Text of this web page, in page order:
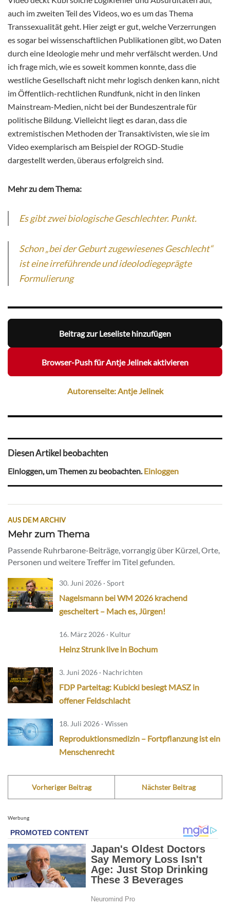
auch im zweiten Teil des Videos, wo es um das Thema
Transsexualität geht. Hier zeigt er gut, welche Verzerrungen
es sogar bei wissenschaftlichen Publikationen gibt, wo Daten
durch eine Ideologie mehr und mehr verfälscht werden. Und
ich frage mich, wie es soweit kommen konnte, dass die
westliche Gesellschaft nicht mehr logisch denken kann, nicht
im Öffentlich-rechtlichen Rundfunk, nicht in den linken
Mainstream-Medien, nicht bei der Bundeszentrale für
politische Bildung. Vielleicht liegt es daran, dass die
extremistischen Methoden der Transaktivisten, wie sie im
Video exemplarisch am Beispiel der ROGD-Studie
dargestellt werden, überaus erfolgreich sind.
Mehr zu dem Thema:
Es gibt zwei biologische Geschlechter. Punkt.
Schon „bei der Geburt zugewiesenes Geschlecht“
ist eine irreführende und ideolodiegeprägte
Formulierung
Beitrag zur Leseliste hinzufügen
Browser-Push für Antje Jelinek aktivieren
Autorenseite: Antje Jelinek
Diesen Artikel beobachten
Einloggen, um Themen zu beobachten.Einloggen
AUS DEM ARCHIV
Mehr zum Thema
Passende Ruhrbarone-Beiträge, vorrangig über Kürzel, Orte,
Personen und weitere Treffer im Titel gefunden.
30. Juni 2026 · Sport
Nagelsmann bei WM 2026 krachend
gescheitert – Mach es, Jürgen!
16. März 2026 · Kultur
Heinz Strunk live in Bochum
3. Juni 2026 · Nachrichten
FDP Parteitag: Kubicki besiegt MASZ in
offener Feldschlacht
18. Juli 2026 · Wissen
Reproduktionsmedizin – Fortpflanzung ist ein
Menschenrecht
Vorheriger Beitrag Nächster Beitrag
Werbung